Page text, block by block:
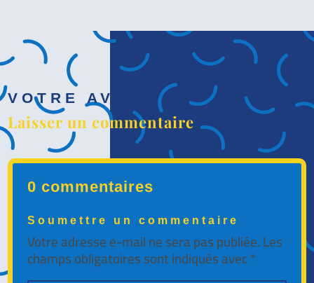
VOTRE AVIS
Laisser un commentaire
0 commentaires
Soumettre un commentaire
Votre adresse e-mail ne sera pas publiée.Les
champs obligatoires sont indiqués avec*